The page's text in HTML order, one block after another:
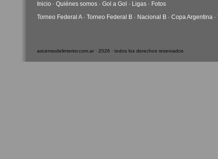
Inicio · Quiénes somos · Gol a Gol · Ligas · Fotos
Torneo Federal A· Torneo Federal B · Nacional B · Copa Argentina ·
ascensodelinterior.com.ar · 2026 · todos los derechos reservados